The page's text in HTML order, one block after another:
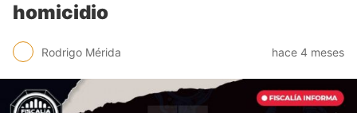
homicidio
Rodrigo Mérida hace 4 meses